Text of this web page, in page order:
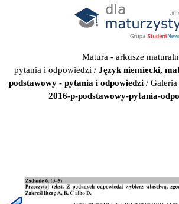
Matura - arkusze
pytania i odpowiedzi / Język niemiecki,
podstawowy - pytania i odpowiedzi / Galeria
2016-p-podstawowy-pytania-